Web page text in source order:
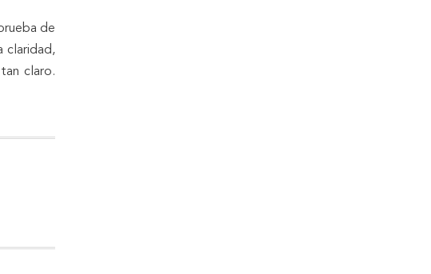
de
claridad,
claro.